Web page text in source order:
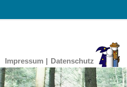
Impressum Datenschutz